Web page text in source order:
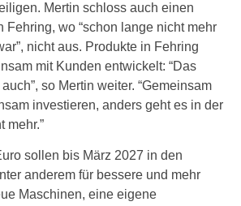
Mertin schloss auch einen
Fehring, wo “schon lange nicht mehr
nicht aus. Produkte in Fehring
mit Kunden entwickelt: “Das
so Mertin weiter. “Gemeinsam
investieren, anders geht es in der
mehr.”
sollen bis März 2027 in den
anderem für bessere und mehr
Maschinen, eine eigene